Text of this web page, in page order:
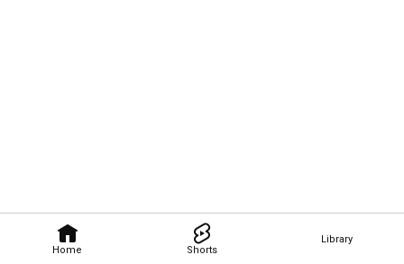
Home Shorts
Library